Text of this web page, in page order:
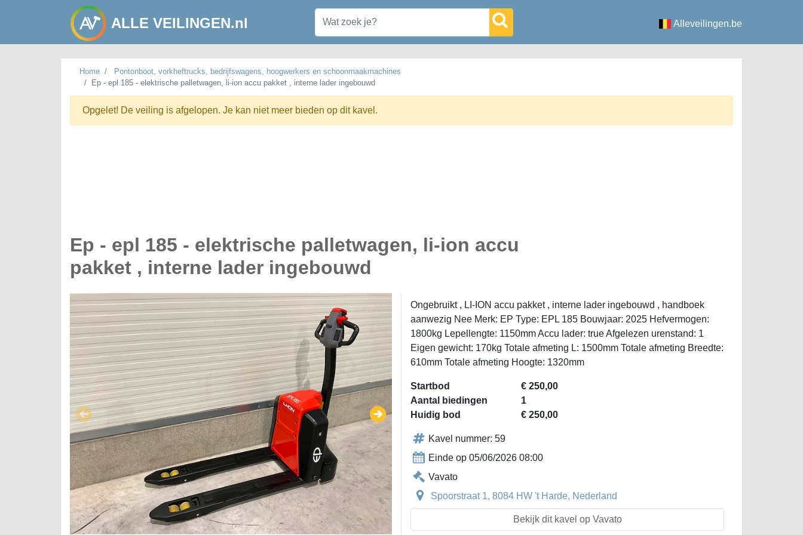
ALLE VEILINGEN.nl Alleveilingen.be
Home
Pontonboot, vorkheftrucks, bedrijfswagens, hoogwerkers en schoonmaakmachines
Ep - epl 185 - elektrische palletwagen, li-ion accu pakket , interne lader ingebouwd
Opgelet! De veiling is afgelopen. Je kan niet meer bieden op dit kavel.
Ep - epl 185 - elektrische palletwagen, li-ion accu
pakket , interne lader ingebouwd
Ongebruikt , LI-ION accu pakket , interne lader ingebouwd , handboek
aanwezig Nee Merk: EP Type: EPL 185 Bouwjaar: 2025 Hefvermogen:
1800kg Lepellengte: 1150mm Accu lader: true Afgelezen urenstand: 1
Eigen gewicht: 170kg Totale afmeting L: 1500mm Totale afmeting Breedte:
610mm Totale afmeting Hoogte: 1320mm
Startbod
€ 250,00
Aantal biedingen
1
Huidig bod
€ 250,00
Kavel nummer: 59
Einde op 05/06/2026 08:00
Vavato
Spoorstraat 1, 8084 HW 't Harde, Nederland
Bekijk dit kavel op Vavato